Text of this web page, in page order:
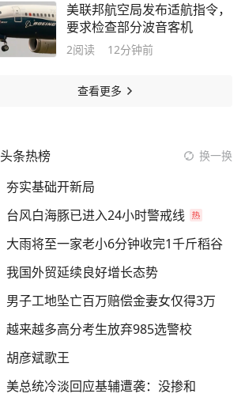
美联邦航空局发布适航指令，
要求检查部分波音客机
2阅读 12分钟前
查看更多
头条热榜 换一换
夯实基础开新局
台风白海豚已进入24小时警戒线
大雨将至一家老小6分钟收完1千斤稻谷
我国外贸延续良好增长态势
男子工地坠亡百万赔偿金妻女仅得3万
越来越多高分考生放弃985选警校
胡彦斌歌王
美总统冷淡回应基辅遭袭：没掺和